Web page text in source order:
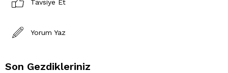
Tavsiye Et
Yorum Yaz
Son Gezdikleriniz